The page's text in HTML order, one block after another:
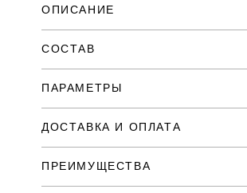
ОПИСАНИЕ
СОСТАВ
ПАРАМЕТРЫ
ДОСТАВКА И ОПЛАТА
ПРЕИМУЩЕСТВА